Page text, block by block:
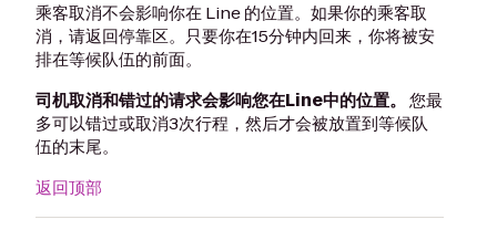
乘客取消不会影响你在 Line 的位置。如果你的乘客取
消，请返回停靠区。只要你在15分钟内回来，你将被安
排在等候队伍的前面。
司机取消和错过的请求会影响您在Line中的位置。 您最
多可以错过或取消3次行程，然后才会被放置到等候队
伍的末尾。
返回顶部